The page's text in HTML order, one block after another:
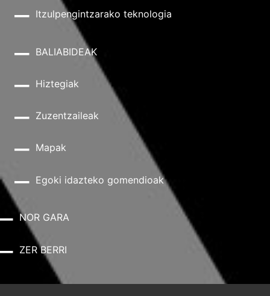
Itzulpengintzarako teknologia
BALIABIDEAK
Hiztegiak
Zuzentzaileak
Mapak
Egoki idazteko gomendioak
NOR GARA
ZER BERRI